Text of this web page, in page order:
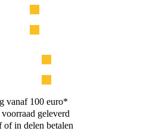
vanaf 100 euro*
geleverd
of in delen betalen